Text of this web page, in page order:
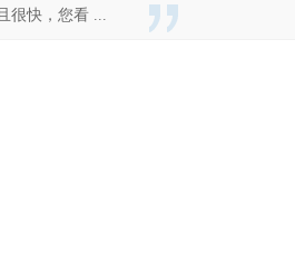
很快，您看 ...